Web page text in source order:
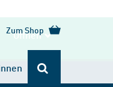
Zum Shop
Öffnen